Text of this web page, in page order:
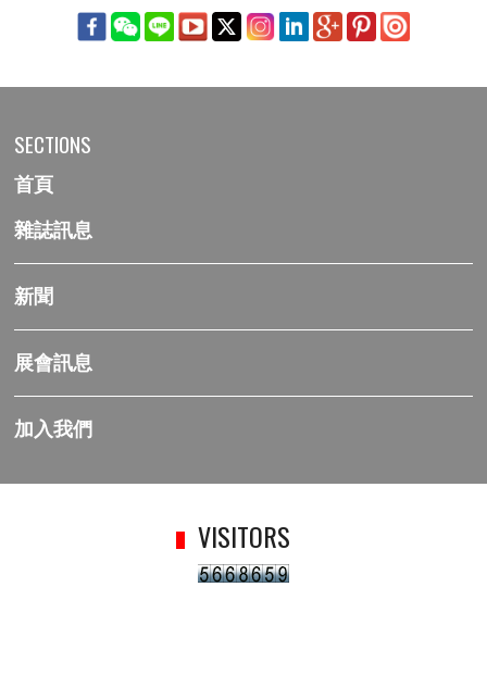
SECTIONS
首頁
雜誌訊息
新聞
展會訊息
加入我們
VISITORS